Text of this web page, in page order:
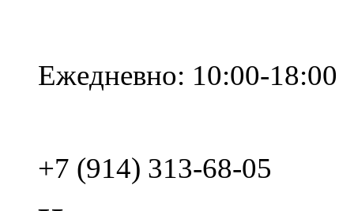
Ежедневно: 10:00-18:00
+7 (914) 313-68-05